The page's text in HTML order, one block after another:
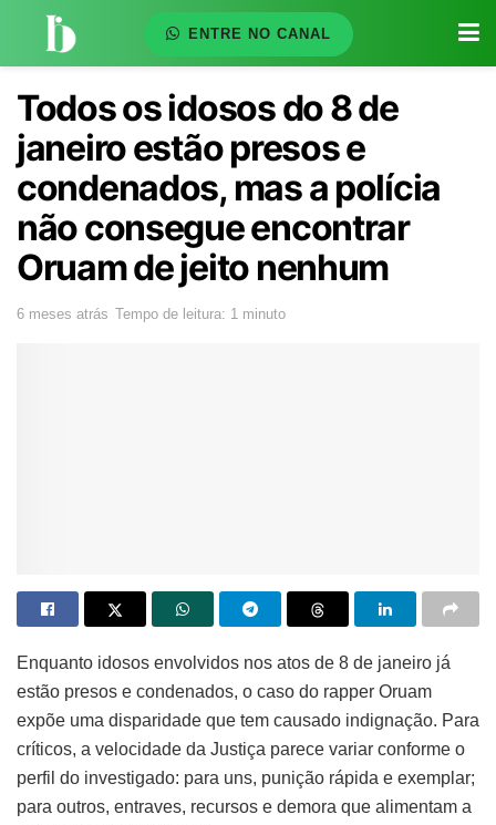
ENTRE NO CANAL
Todos os idosos do 8 de
janeiro estão presos e
condenados, mas a polícia
não consegue encontrar
Oruam de jeito nenhum
6 meses atrás Tempo de leitura: 1 minuto
Enquanto idosos envolvidos nos atos de 8 de janeiro já
estão presos e condenados, o caso do rapper Oruam
expõe uma disparidade que tem causado indignação. Para
críticos, a velocidade da Justiça parece variar conforme o
perfil do investigado: para uns, punição rápida e exemplar;
para outros, entraves, recursos e demora que alimentam a